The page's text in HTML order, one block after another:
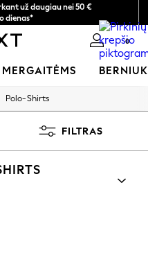
lietuvių kalba!
0
MERGAITĖMS
Polo-Shirts
FILTRAS